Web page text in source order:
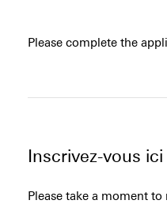
Please complete the
Inscrivez-vous ici
Please take a moment